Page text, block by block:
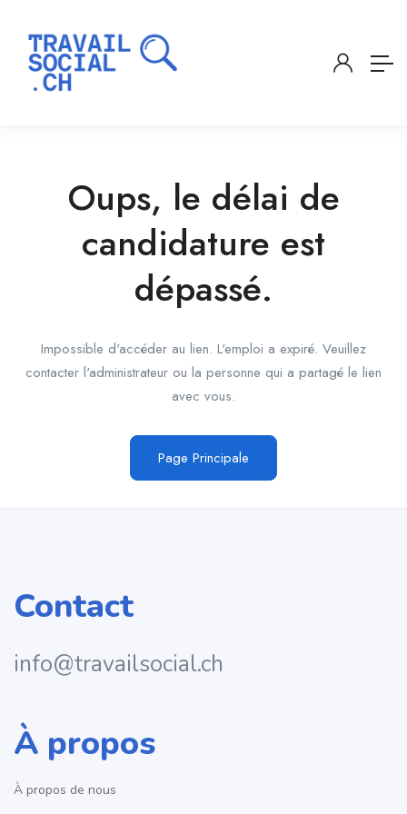
Oups, le délai de
candidature est
dépassé.
Impossible d'accéder au lien. L'emploi a expiré. Veuillez
contacter l'administrateur ou la personne qui a partagé le lien
avec vous.
Page Principale
Contact
info@travailsocial.ch
À propos
À propos de nous